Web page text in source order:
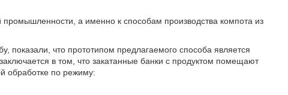
а именно к способам производства компота из
показали, что прототипом предлагаемого способа является
в том, что закатанные банки с продуктом помещают
обработке по режиму: